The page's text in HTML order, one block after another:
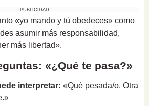
PUBLICIDAD
«yo mando y tú obedeces» como
asumir más responsabilidad,
más libertad».
«¿Qué te pasa?»
interpretar: «Qué pesada/o. Otra